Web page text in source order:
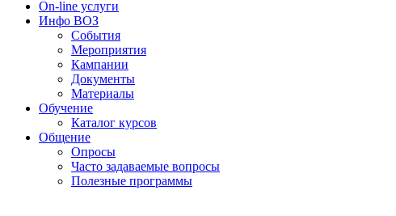
On-line услуги
Инфо ВОЗ
События
Мероприятия
Кампании
Документы
Материалы
Обучение
Каталог курсов
Общение
Опросы
Часто задаваемые вопросы
Полезные программы